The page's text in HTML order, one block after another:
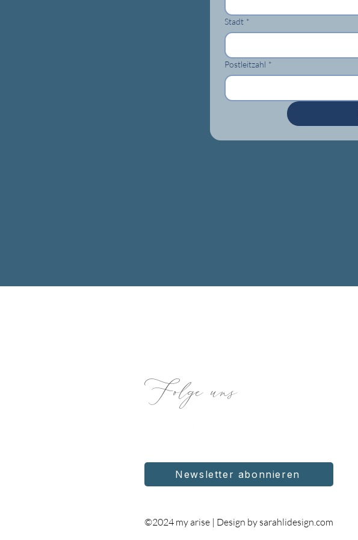
Stadt *
Postleitzahl *
Folge uns
Newsletter abonnieren
©2024 my arise | Design by sarahlidesign.com